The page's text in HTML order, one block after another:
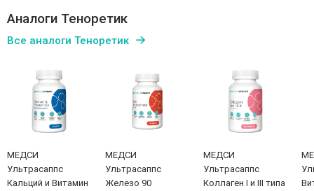
Аналоги Теноретик
Все аналоги Теноретик
МЕДСИ
Ультрасаппс
Кальций и Витамин
МЕДСИ
Ультрасаппс
Железо 90
МЕДСИ
Ультрасаппс
Коллаген I и III типа